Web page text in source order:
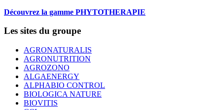
Découvrez la gamme PHYTOTHERAPIE
Les sites du groupe
AGRONATURALIS
AGRONUTRITION
AGROZONO
ALGAENERGY
ALPHABIO CONTROL
BIOLOGICA NATURE
BIOVITIS